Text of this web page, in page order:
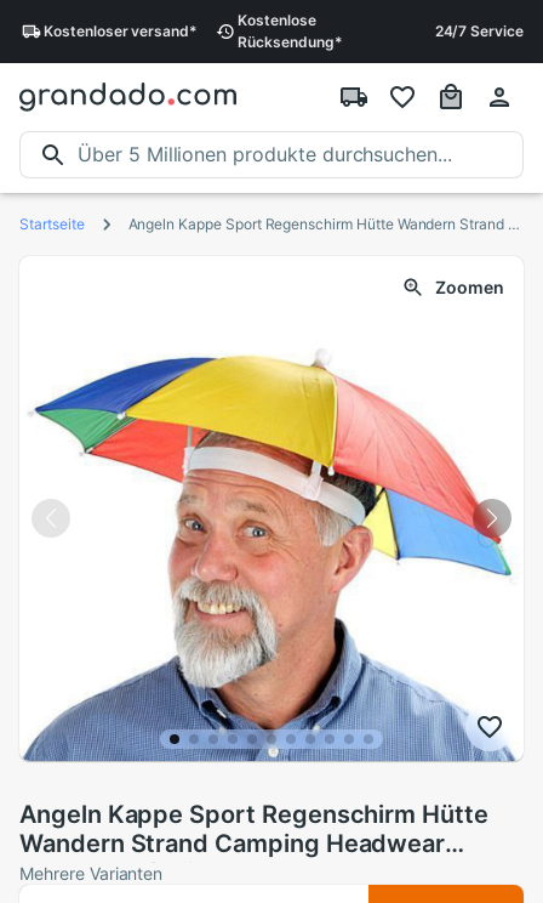
Kostenloserversand*
Kostenlose
Rücksendung*
24/7 Service
Startseite Angeln Kappe Sport Regenschirm Hütte Wandern Strand Camping Headwear Kappe Kopf Hüte Tarnung Faltbare Sonnencreme Sonnenschirm Schatten #1
Zoomen
Angeln Kappe Sport Regenschirm Hütte
Wandern Strand Camping Headwear
Kappe Kopf Hüte Tarnung Faltbare
Mehrere Varianten